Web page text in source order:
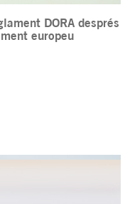
DORA després
europeu